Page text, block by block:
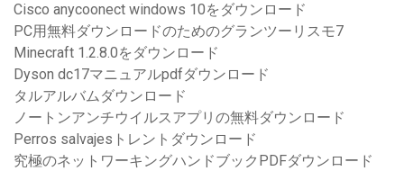
Cisco anycoonect windows 10をダウンロード
PC用無料ダウンロードのためのグランツーリスモ7
Minecraft 1.2.8.0をダウンロード
Dyson dc17マニュアルpdfダウンロード
タルアルバムダウンロード
ノートンアンチウイルスアプリの無料ダウンロード
Perros salvajesトレントダウンロード
究極のネットワーキングハンドブックPDFダウンロード